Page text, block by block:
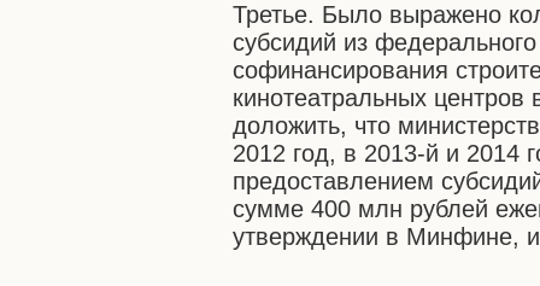
Третье. Было выражено
субсидий из
софинансирования
кинотеатральных
доложить, что
2012 год, в 2013-й и 2014
предоставлением
сумме 400 млн рублей
утверждении в Минфине,